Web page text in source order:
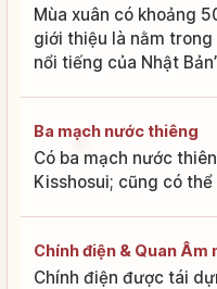
Mùa xuân có khoảng
giới thiệu là nằm trong
nổi tiếng của Nhật
Ba mạch nước thiêng
Có ba mạch nước
Kisshosui; cũng có
Chính điện & Quan Âm
Chính điện được tái